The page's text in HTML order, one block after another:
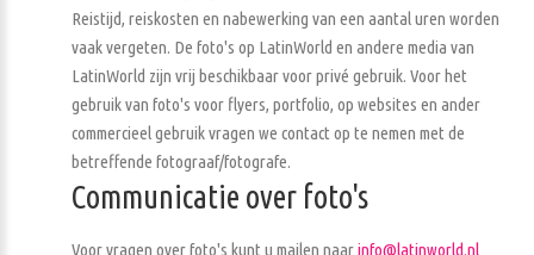
Reistijd, reiskosten en nabewerking van een aantal uren worden
vaak vergeten. De foto's op LatinWorld en andere media van
LatinWorld zijn vrij beschikbaar voor privé gebruik. Voor het
gebruik van foto's voor flyers, portfolio, op websites en ander
commercieel gebruik vragen we contact op te nemen met de
betreffende fotograaf/fotografe.
Communicatie over foto's
Voor vragen over foto's kunt u mailen naarinfo@latinworld.nl